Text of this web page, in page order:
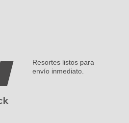
Resortes listos para
envío inmediato.